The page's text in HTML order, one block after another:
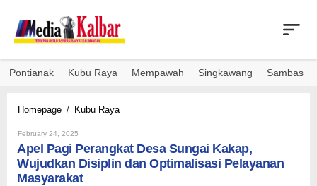
content
Pontianak Kubu Raya Mempawah Singkawang Sambas
Homepage / Kubu RayaApel
Desa
Sungai
February 24, 2025
Apel Pagi Perangkat Desa Sungai Kakap,
Wujudkan Disiplin dan Optimalisasi Pelayanan
Masyarakat